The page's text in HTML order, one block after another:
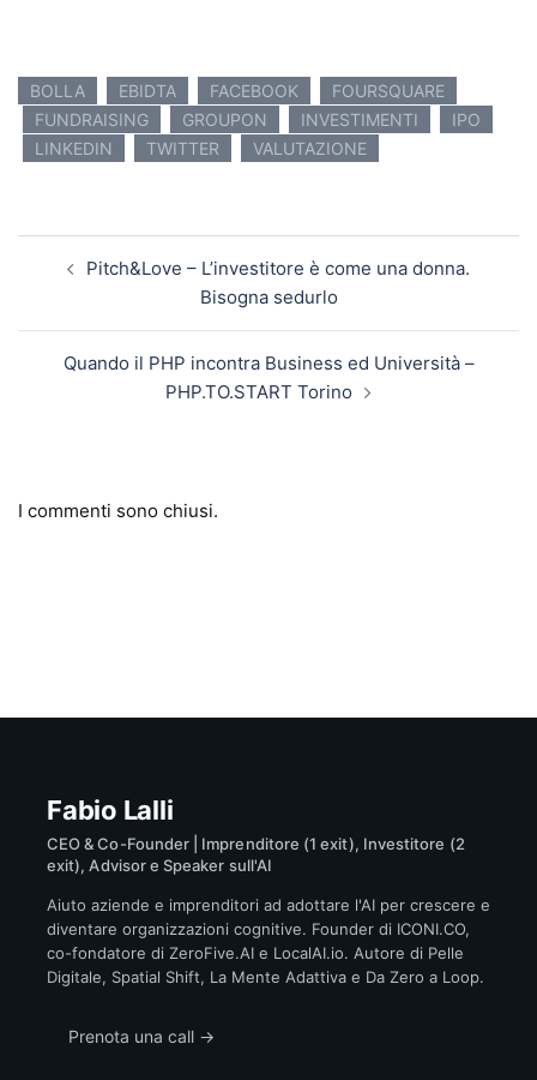
BOLLA EBIDTA FACEBOOK
FOURSQUARE
FUNDRAISING
GROUPON INVESTIMENTI
IPO
LINKEDIN
TWITTER VALUTAZIONE
Pitch&Love – L’investitore è come una donna.
Bisogna sedurlo
Quando il PHP incontra Business ed Università –
PHP.TO.START Torino
I commenti sono chiusi.
Fabio Lalli
CEO & Co-Founder | Imprenditore (1 exit), Investitore (2
exit), Advisor e Speaker sull'AI
Aiuto aziende e imprenditori ad adottare l'AI per crescere e
diventare organizzazioni cognitive. Founder di ICONI.CO,
co-fondatore di ZeroFive.AI e LocalAI.io. Autore di Pelle
Digitale, Spatial Shift, La Mente Adattiva e Da Zero a Loop.
Prenota una call →